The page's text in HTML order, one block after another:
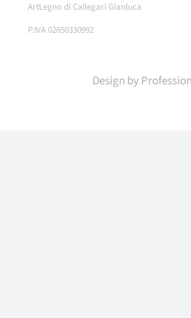
ArtLegno di Callegari Gianluca
P.IVA 02650330992
Design by